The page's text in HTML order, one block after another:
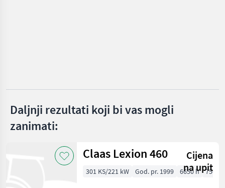
Fendt
Case IH
Massey Ferguson
Daljnji rezultati koji bi vas mogli
zanimati:
Claas Lexion 460
Cijena
na upit
301 KS/221 kW God. pr. 1999 6650 h 750